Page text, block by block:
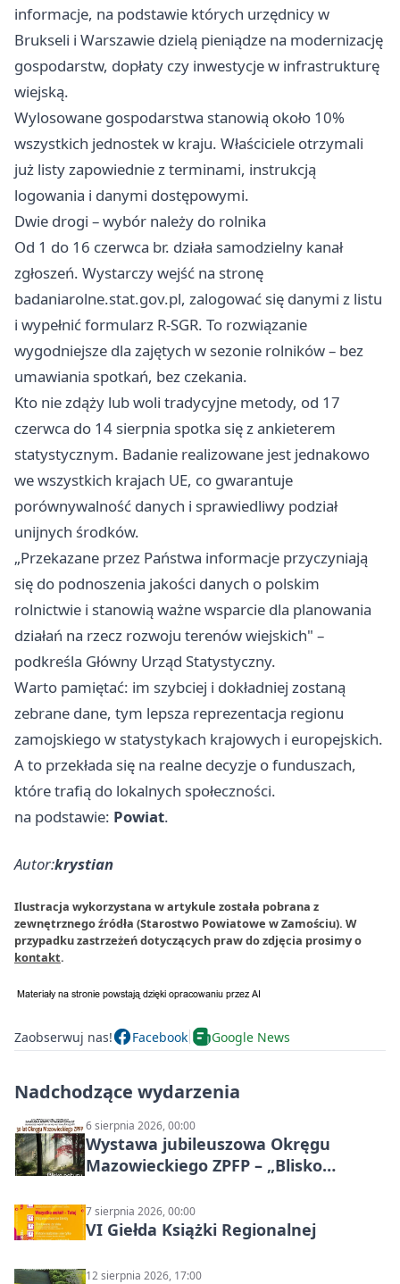
informacje, na podstawie których urzędnicy w
Brukseli i Warszawie dzielą pieniądze na modernizację
gospodarstw, dopłaty czy inwestycje w infrastrukturę
wiejską.
Wylosowane gospodarstwa stanowią około 10%
wszystkich jednostek w kraju. Właściciele otrzymali
już listy zapowiednie z terminami, instrukcją
logowania i danymi dostępowymi.
Dwie drogi – wybór należy do rolnika
Od 1 do 16 czerwca br. działa samodzielny kanał
zgłoszeń. Wystarczy wejść na stronę
badaniarolne.stat.gov.pl, zalogować się danymi z listu
i wypełnić formularz R-SGR. To rozwiązanie
wygodniejsze dla zajętych w sezonie rolników – bez
umawiania spotkań, bez czekania.
Kto nie zdąży lub woli tradycyjne metody, od 17
czerwca do 14 sierpnia spotka się z ankieterem
statystycznym. Badanie realizowane jest jednakowo
we wszystkich krajach UE, co gwarantuje
porównywalność danych i sprawiedliwy podział
unijnych środków.
„Przekazane przez Państwa informacje przyczyniają
się do podnoszenia jakości danych o polskim
rolnictwie i stanowią ważne wsparcie dla planowania
działań na rzecz rozwoju terenów wiejskich" –
podkreśla Główny Urząd Statystyczny.
Warto pamiętać: im szybciej i dokładniej zostaną
zebrane dane, tym lepsza reprezentacja regionu
zamojskiego w statystykach krajowych i europejskich.
A to przekłada się na realne decyzje o funduszach,
które trafią do lokalnych społeczności.
na podstawie: Powiat.
Autor:krystian
Ilustracja wykorzystana w artykule została pobrana z
zewnętrznego źródła (Starostwo Powiatowe w Zamościu). W
przypadku zastrzeżeń dotyczących praw do zdjęcia prosimy o
kontakt.
Zaobserwuj nas! Facebook Google News
Nadchodzące wydarzenia
6 sierpnia 2026, 00:00
Wystawa jubileuszowa Okręgu
Mazowieckiego ZPFP – „Blisko
7 sierpnia 2026, 00:00
VI Giełda Książki Regionalnej
12 sierpnia 2026, 17:00